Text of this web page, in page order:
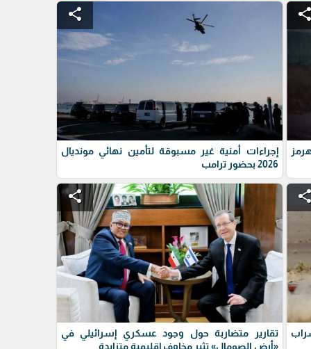
share
share
إجراءات أمنية غير مسبوقة لتأمين نهائي مونديال
2026 بحضور ترامب
share
share
تقارير متضاربة حول وجود عسكري إسرائيلي في
«أرض الصومال» تثير مخاوف إقليمية متزايدة